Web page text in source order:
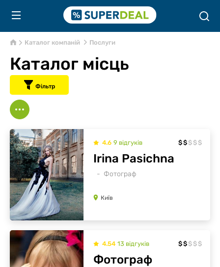
Каталог компаній Послуги
Каталог місць
Фільтр
4.6 9 відгуків $$ $ $ $
Фотограф
Irina Pasichna
Київ
4.54 13 відгуків $$ $ $ $
Фотограф